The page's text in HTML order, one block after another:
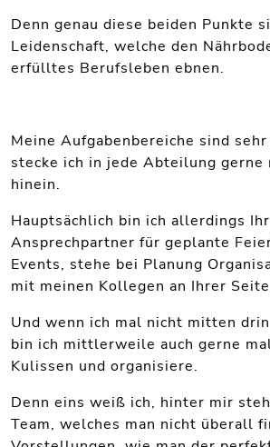
Denn genau diese beiden Punkte
Leidenschaft, welche den
erfülltes Berufsleben ebnen.
Meine Aufgabenbereiche sind
stecke ich in jede Abteilung gerne
hinein.
Hauptsächlich bin ich allerdings Ihr
Ansprechpartner für geplante
Events, stehe bei Planung
mit meinen Kollegen an Ihrer
Und wenn ich mal nicht mitten
bin ich mittlerweile auch gerne
Kulissen und organisiere.
Denn eins weiß ich, hinter mir
Team, welches man nicht überall